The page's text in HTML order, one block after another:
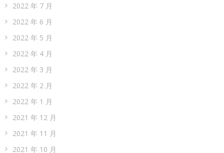
2022 年 7 月
2022 年 6 月
2022 年 5 月
2022 年 4 月
2022 年 3 月
2022 年 2 月
2022 年 1 月
2021 年 12 月
2021 年 11 月
2021 年 10 月